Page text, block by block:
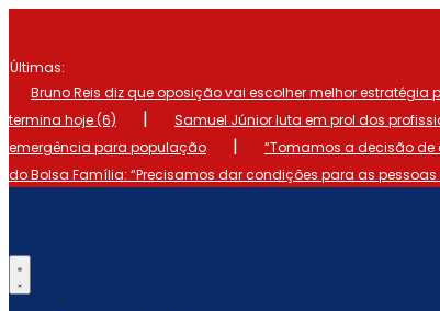
o
conteúdo
Últimas:
Bruno Reis diz que oposição vai escolher melhor estratégia
termina hoje (6)
| Samuel Júnior luta em prol dos
emergência para população
| “Tomamos a decisão de
do Bolsa Família: “Precisamos dar condições para as pessoas